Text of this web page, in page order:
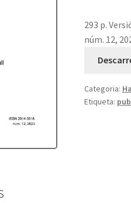
293 p.
núm. 12,
Categoria:
Etiqueta: